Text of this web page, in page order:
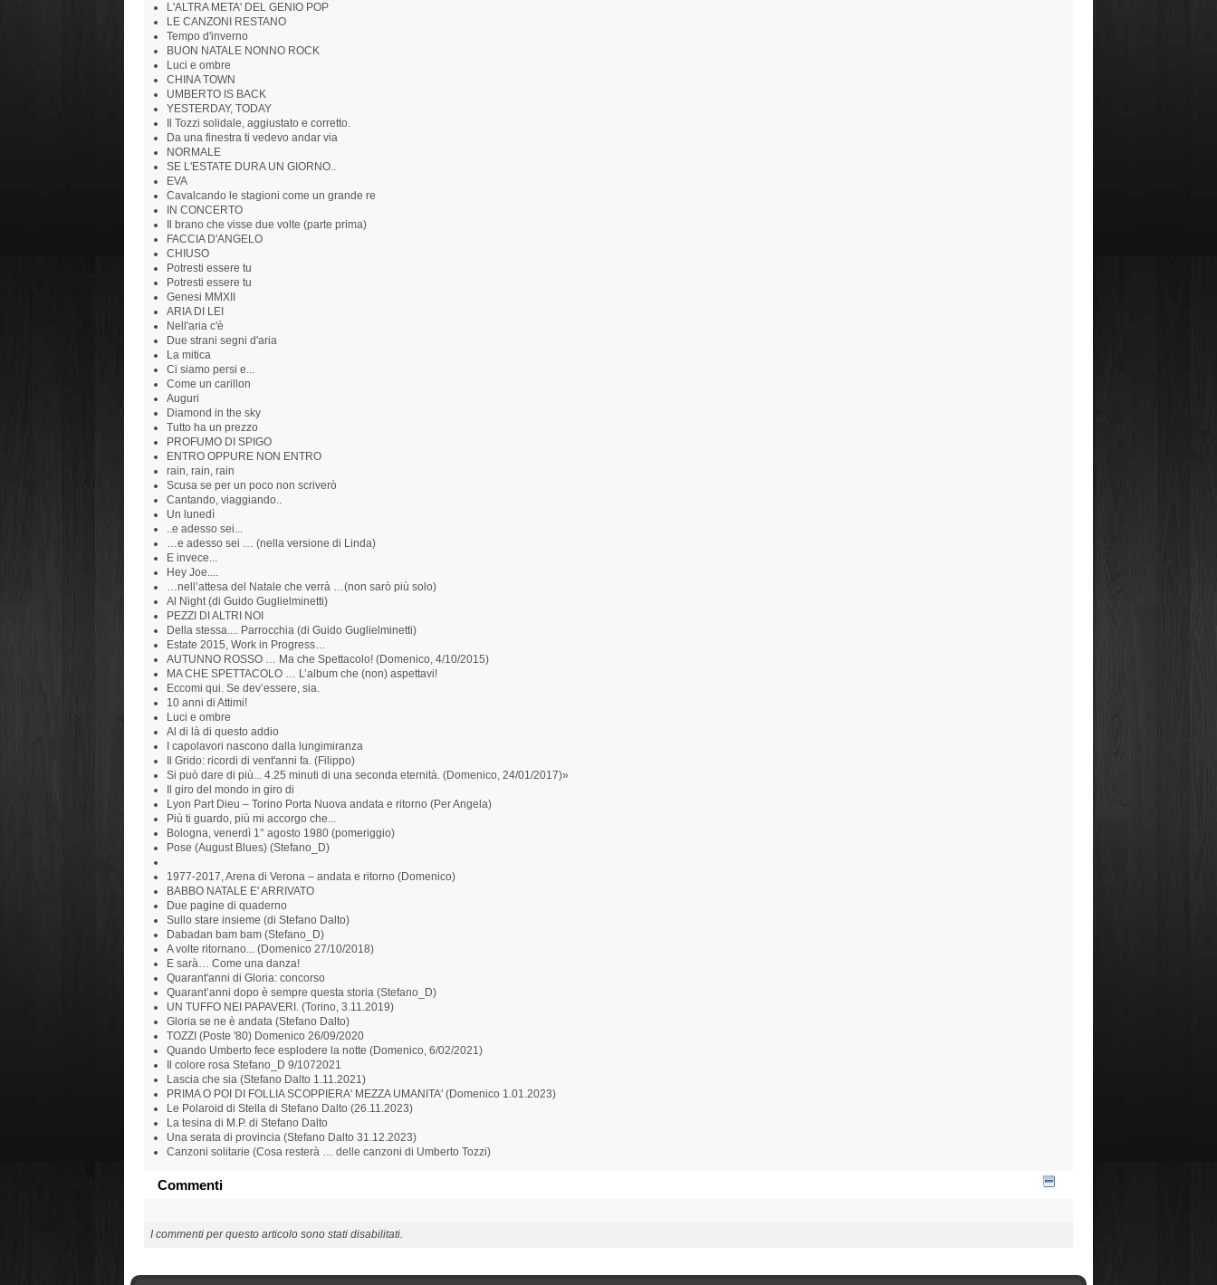
L'ALTRA META' DEL GENIO POP
LE CANZONI RESTANO
Tempo d'inverno
BUON NATALE NONNO ROCK
Luci e ombre
CHINA TOWN
UMBERTO IS BACK
YESTERDAY, TODAY
Il Tozzi solidale, aggiustato e corretto.
Da una finestra ti vedevo andar via
NORMALE
SE L'ESTATE DURA UN GIORNO..
EVA
Cavalcando le stagioni come un grande re
IN CONCERTO
Il brano che visse due volte (parte prima)
FACCIA D'ANGELO
CHIUSO
Potresti essere tu
Potresti essere tu
Genesi MMXII
ARIA DI LEI
Nell'aria c'è
Due strani segni d'aria
La mitica
Ci siamo persi e...
Come un carillon
Auguri
Diamond in the sky
Tutto ha un prezzo
PROFUMO DI SPIGO
ENTRO OPPURE NON ENTRO
rain, rain, rain
Scusa se per un poco non scriverò
Cantando, viaggiando..
Un lunedì
..e adesso sei...
…e adesso sei … (nella versione di Linda)
E invece...
Hey Joe....
…nell’attesa del Natale che verrà …(non sarò più solo)
Al Night (di Guido Guglielminetti)
PEZZI DI ALTRI NOI
Della stessa.... Parrocchia (di Guido Guglielminetti)
Estate 2015, Work in Progress…
AUTUNNO ROSSO … Ma che Spettacolo! (Domenico, 4/10/2015)
MA CHE SPETTACOLO … L’album che (non) aspettavi!
Eccomi qui. Se dev’essere, sia.
10 anni di Attimi!
Luci e ombre
Al di là di questo addio
I capolavori nascono dalla lungimiranza
Il Grido: ricordi di vent'anni fa. (Filippo)
Si può dare di più... 4.25 minuti di una seconda eternità. (Domenico, 24/01/2017)»
Il giro del mondo in giro di
Lyon Part Dieu – Torino Porta Nuova andata e ritorno (Per Angela)
Più ti guardo, più mi accorgo che...
Bologna, venerdì 1° agosto 1980 (pomeriggio)
Pose (August Blues) (Stefano_D)
1977-2017, Arena di Verona – andata e ritorno (Domenico)
BABBO NATALE E' ARRIVATO
Due pagine di quaderno
Sullo stare insieme (di Stefano Dalto)
Dabadan bam bam (Stefano_D)
A volte ritornano... (Domenico 27/10/2018)
E sarà… Come una danza!
Quarant'anni di Gloria: concorso
Quarant’anni dopo è sempre questa storia (Stefano_D)
UN TUFFO NEI PAPAVERI. (Torino, 3.11.2019)
Gloria se ne è andata (Stefano Dalto)
TOZZI (Poste '80) Domenico 26/09/2020
Quando Umberto fece esplodere la notte (Domenico, 6/02/2021)
Il colore rosa Stefano_D 9/1072021
Lascia che sia (Stefano Dalto 1.11.2021)
PRIMA O POI DI FOLLIA SCOPPIERA' MEZZA UMANITA' (Domenico 1.01.2023)
Le Polaroid di Stella di Stefano Dalto (26.11.2023)
La tesina di M.P. di Stefano Dalto
Una serata di provincia (Stefano Dalto 31.12.2023)
Canzoni solitarie (Cosa resterà … delle canzoni di Umberto Tozzi)
Commenti
I commenti per questo articolo sono stati disabilitati.